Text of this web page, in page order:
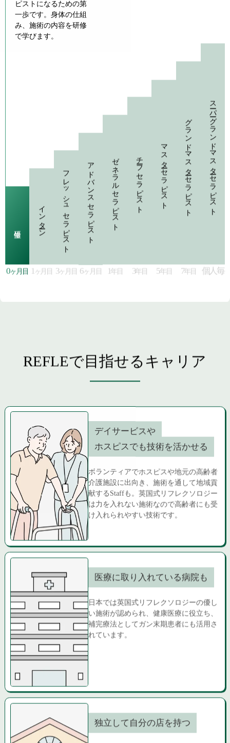
ピストになるための第
一歩です。身体の仕組
み、施術の内容を研修
で学びます。
0ヶ月目
インターン
1ヶ月目
フレッシュセラピスト
3ヶ月目
アドバンスセラピスト
6ヶ月目
ゼネラルセラピスト
1年目
チーフセラピスト
3年目
マスターセラピスト
5年目
グランドマスターセラピスト
7年目
スーパーグランドマスターセラピスト
個人毎
REFLEで目指せるキャリア
デイサービスや
ホスピスでも技術を活かせる
ボランティアでホスピスや地元の高齢者
介護施設に出向き、施術を通して地域貢
献するStaffも。英国式リフレクソロジー
は力を入れない施術なので高齢者にも受
け入れられやすい技術です。
医療に取り入れている病院も
日本では英国式リフレクソロジーの優し
い施術が認められ、健康医療に役立ち、
補完療法としてガン末期患者にも活用さ
れています。
独立して自分の店を持つ